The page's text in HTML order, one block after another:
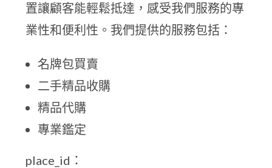
置讓顧客能輕鬆抵達，感受我們服務的專
業性和便利性。我們提供的服務包括：
名牌包買賣
二手精品收購
精品代購
專業鑑定
place_id：